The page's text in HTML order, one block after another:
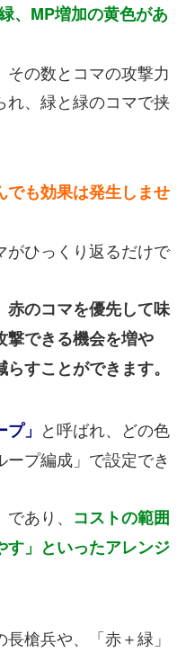
、MP増加の黄色があ
の数とコマの攻撃力
れ、緑と緑のコマで挟
でも効果は発生しませ
ひっくり返るだけで
赤のコマを優先して味
撃できる機会を増や
すことができます。
プ」 と呼ばれ、どの色
プ編成」で設定でき
あり、 コストの範囲
す」といったアレンジ
槍兵や、「赤＋緑」